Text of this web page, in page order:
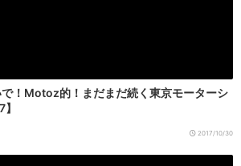
！Motoz的！まだまだ続く東京モーターシ
2017/10/30